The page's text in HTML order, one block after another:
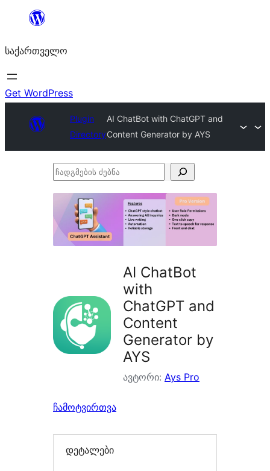
შიგთავსზე
საქართველო
Get WordPress
Plugin
Directory
AI ChatBot with ChatGPT and
Content Generator by AYS
ჩადგმების
AI ChatBot
with
ChatGPT and
Content
Generator by
AYS
ავტორი: Ays Pro
ჩამოტვირთვა
დეტალები